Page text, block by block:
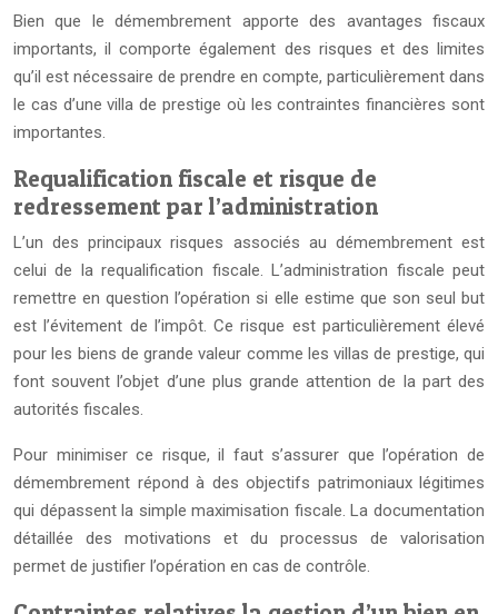
Bien que le démembrement apporte des avantages fiscaux
importants, il comporte également des risques et des limites
qu’il est nécessaire de prendre en compte, particulièrement dans
le cas d’une villa de prestige où les contraintes financières sont
importantes.
Requalification fiscale et risque de
redressement par l’administration
L’un des principaux risques associés au démembrement est
celui de la requalification fiscale. L’administration fiscale peut
remettre en question l’opération si elle estime que son seul but
est l’évitement de l’impôt. Ce risque est particulièrement élevé
pour les biens de grande valeur comme les villas de prestige, qui
font souvent l’objet d’une plus grande attention de la part des
autorités fiscales.
Pour minimiser ce risque, il faut s’assurer que l’opération de
démembrement répond à des objectifs patrimoniaux légitimes
qui dépassent la simple maximisation fiscale. La documentation
détaillée des motivations et du processus de valorisation
permet de justifier l’opération en cas de contrôle.